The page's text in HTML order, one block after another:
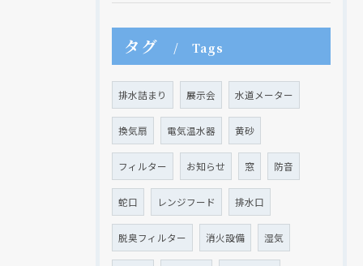
タグ Tags
排水詰まり 展示会 水道メーター
換気扇 電気温水器 黄砂
フィルター お知らせ 窓 防音
蛇口 レンジフード 排水口
脱臭フィルター 消火設備 湿気